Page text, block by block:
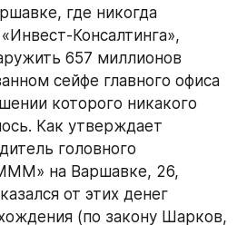
где никогда
Консалтинга»,
657 миллионов
сейфе главного офиса
которого никакого
Как утверждает
головного
на Варшавке, 26,
от этих денег
(по закону Шарков,